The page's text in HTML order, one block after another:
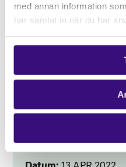
med annan information
har samlat in när du har
Här hittar du eventet,
fördjupande läsning:
https://
Om